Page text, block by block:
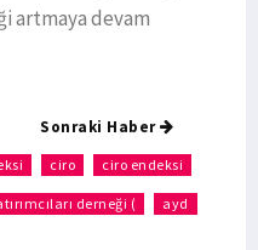
artmaya devam
Sonraki Haber
ciro ciro endeksi
derneği ( ayd